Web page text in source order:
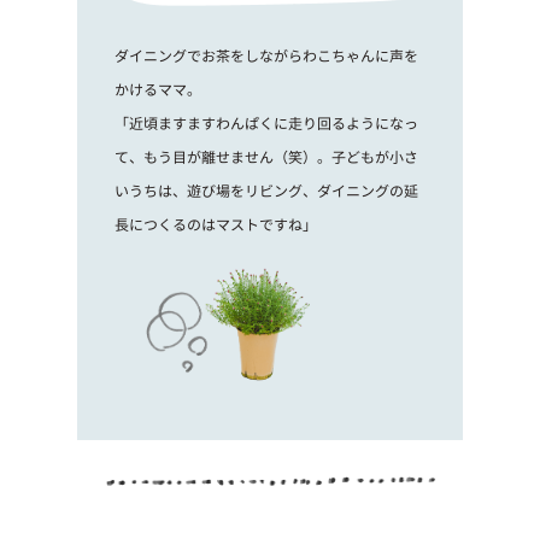
ダイニングでお茶をしながらわこちゃんに声を
かけるママ。
「近頃ますますわんぱくに走り回るようになっ
て、もう目が離せません（笑）。子どもが小さ
いうちは、遊び場をリビング、ダイニングの延
長につくるのはマストですね」